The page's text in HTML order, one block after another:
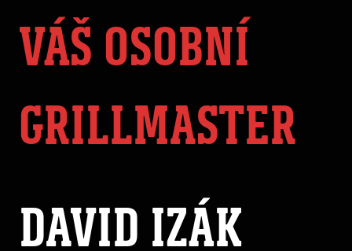
VÁŠ OSOBNÍ
GRILLMASTER
DAVID IZÁK